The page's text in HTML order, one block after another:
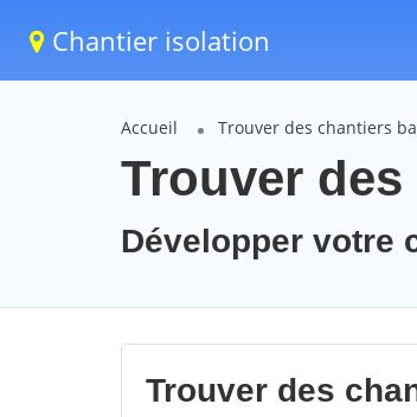
Chantier isolation
Accueil Trouver des chantiers
Trouver
Développer votre
Trouver des